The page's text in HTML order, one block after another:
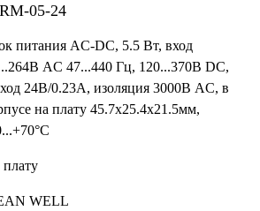
05-24
питания AC-DC, 5.5 Вт, вход
AC 47...440 Гц, 120...370B DC,
24В/0.23А, изоляция 3000В AC, в
на плату 45.7х25.4х21.5мм,
WELL